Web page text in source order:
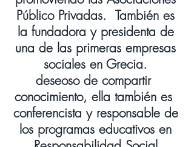
Público Privadas. También es
la fundadora y presidenta de
una de las primeras empresas
sociales en Grecia.
deseoso de compartir
conocimiento, ella también es
conferencista y responsable de
los programas educativos en